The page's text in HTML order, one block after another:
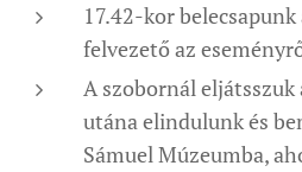
17.42-kor
felvezető az
A szobornál eljátsszuk
utána elindulunk és
Sámuel Múzeumba,